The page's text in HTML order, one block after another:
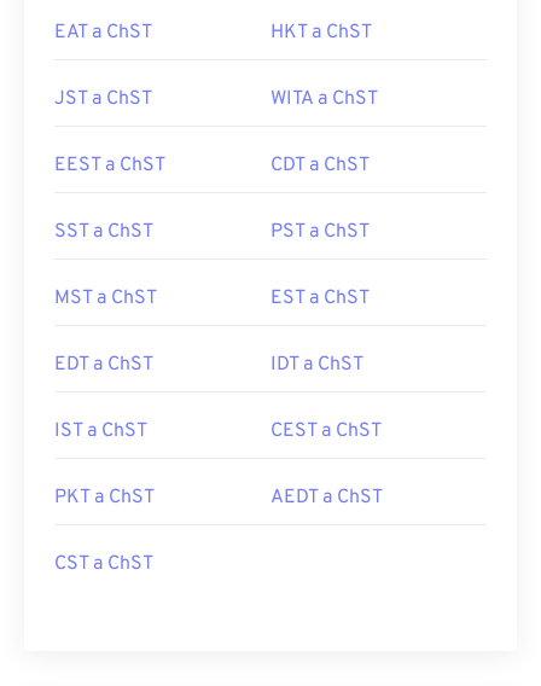
EAT a ChST HKT a ChST
JST a ChST WITA a ChST
EEST a ChST CDT a ChST
SST a ChST PST a ChST
MST a ChST EST a ChST
EDT a ChST IDT a ChST
IST a ChST CEST a ChST
PKT a ChST AEDT a ChST
CST a ChST